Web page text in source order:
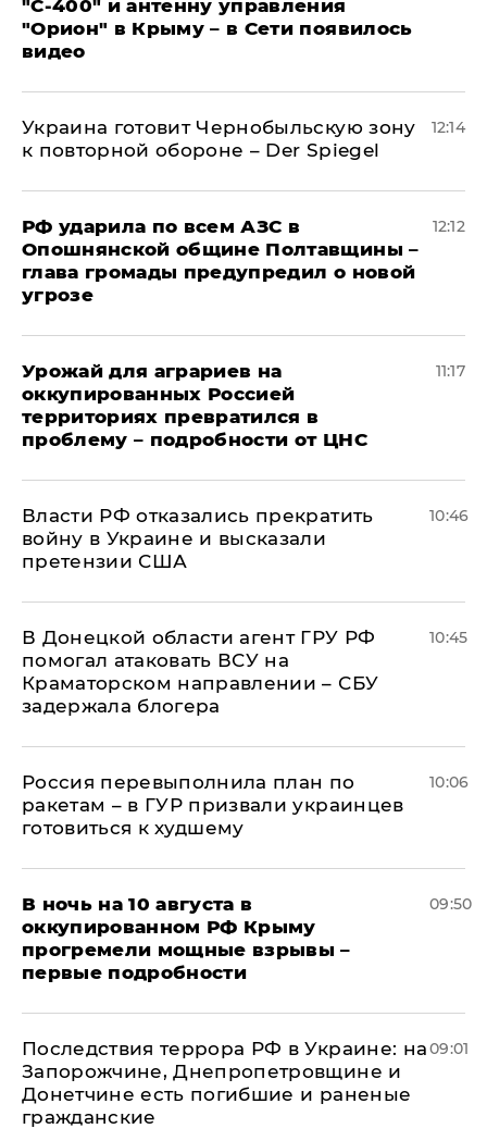
"С‑400" и антенну управления
"Орион" в Крыму – в Сети появилось
видео
Украина готовит Чернобыльскую зону
к повторной обороне – Der Spiegel
12:14
РФ ударила по всем АЗС в
Опошнянской общине Полтавщины –
глава громады предупредил о новой
угрозе
12:12
Урожай для аграриев на
оккупированных Россией
территориях превратился в
проблему – подробности от ЦНС
11:17
Власти РФ отказались прекратить
войну в Украине и высказали
претензии США
10:46
В Донецкой области агент ГРУ РФ
помогал атаковать ВСУ на
Краматорском направлении – СБУ
задержала блогера
10:45
Россия перевыполнила план по
ракетам – в ГУР призвали украинцев
готовиться к худшему
10:06
В ночь на 10 августа в
оккупированном РФ Крыму
прогремели мощные взрывы –
первые подробности
09:50
Последствия террора РФ в Украине: на
Запорожчине, Днепропетровщине и
Донетчине есть погибшие и раненые
гражданские
09:01